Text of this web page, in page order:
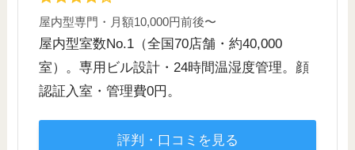
屋内型専門・月額10,000円前後〜
屋内型室数No.1（全国70店舗・約40,000
室）。専用ビル設計・24時間温湿度管理。顔
認証入室・管理費0円。
評判・口コミを見る